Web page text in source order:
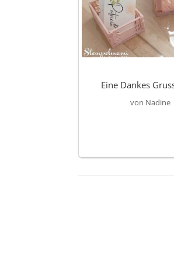
Eine Dankes
von Nadine|